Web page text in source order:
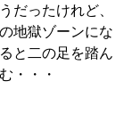
だったけれど、
地獄ゾーンにな
と二の足を踏ん
・・・